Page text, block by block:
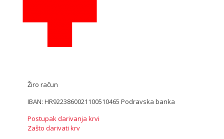
Žiro račun
IBAN: HR9223860021100510465 Podravska banka
Postupak darivanja krvi
Zašto darivati krv